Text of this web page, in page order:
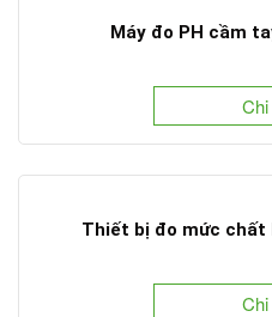
Máy đo PH cầm
Thiết bị đo mức chất